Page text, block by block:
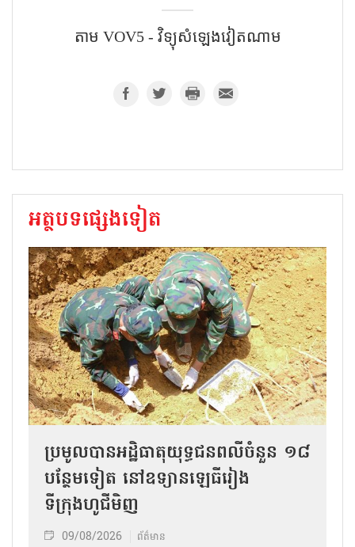
តាម VOV5 - វិទ្យុសំឡេង​វៀតណាម
អត្ថបទផ្សេងទៀត
ប្រមូលបានអដ្ឋិធាតុយុទ្ធជនពលីចំនួន ១៨
បន្ថែមទៀត នៅឧទ្យានឡេធីរៀង
ទីក្រុងហូជីមិញ
09/08/2026 ព័ត៌មាន